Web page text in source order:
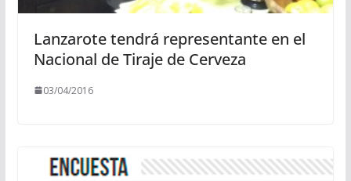
Lanzarote tendrá representante en el
Nacional de Tiraje de Cerveza
03/04/2016